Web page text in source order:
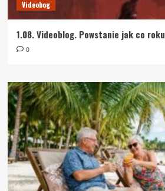
Videobog
1.08. Videoblog. Powstanie jak co roku
0